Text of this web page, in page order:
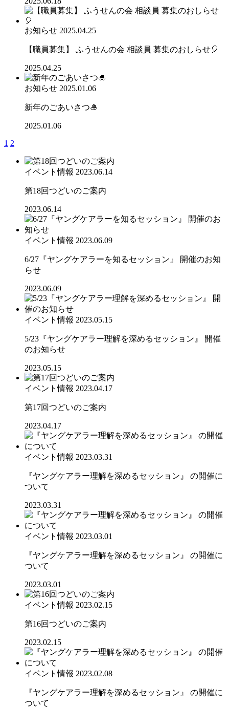
お知らせ 2025.04.25
【職員募集】 ふうせんの会 相談員 募集のおしらせ🎈
2025.04.25
お知らせ 2025.01.06
新年のごあいさつ🎍
2025.01.06
1 2
イベント情報 2023.06.14
第18回つどいのご案内
2023.06.14
イベント情報 2023.06.09
6/27『ヤングケアラーを知るセッション』 開催のお知
らせ
2023.06.09
イベント情報 2023.05.15
5/23『ヤングケアラー理解を深めるセッション』 開催
のお知らせ
2023.05.15
イベント情報 2023.04.17
第17回つどいのご案内
2023.04.17
イベント情報 2023.03.31
『ヤングケアラー理解を深めるセッション』 の開催に
ついて
2023.03.31
イベント情報 2023.03.01
『ヤングケアラー理解を深めるセッション』 の開催に
ついて
2023.03.01
イベント情報 2023.02.15
第16回つどいのご案内
2023.02.15
イベント情報 2023.02.08
『ヤングケアラー理解を深めるセッション』 の開催に
ついて